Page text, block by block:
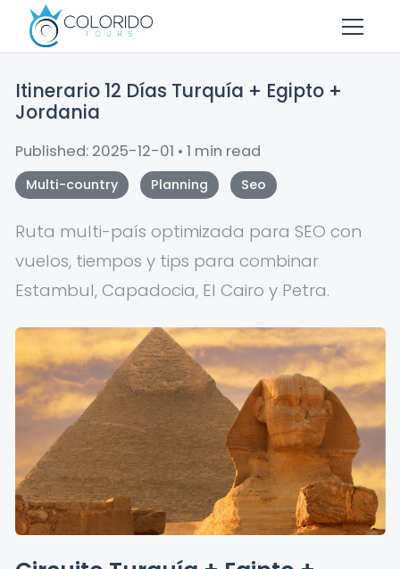
Skip to main content
Itinerario 12 Días Turquía + Egipto +
Jordania
Published: 2025-12-01 • 1 min read
Multi-country Planning Seo
Ruta multi-país optimizada para SEO con
vuelos, tiempos y tips para combinar
Estambul, Capadocia, El Cairo y Petra.